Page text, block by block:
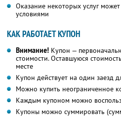
Оказание некоторых услуг
условиями
КАК РАБОТАЕТ КУПОН
Внимание! Купон —
стоимости. Оставшуюся
месте
Купон действует на один заезд
Можно купить неограниченное
Каждым купоном можно
Купоны можно суммировать